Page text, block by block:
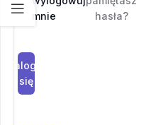
mnie
hasła?
Zaloguj
się